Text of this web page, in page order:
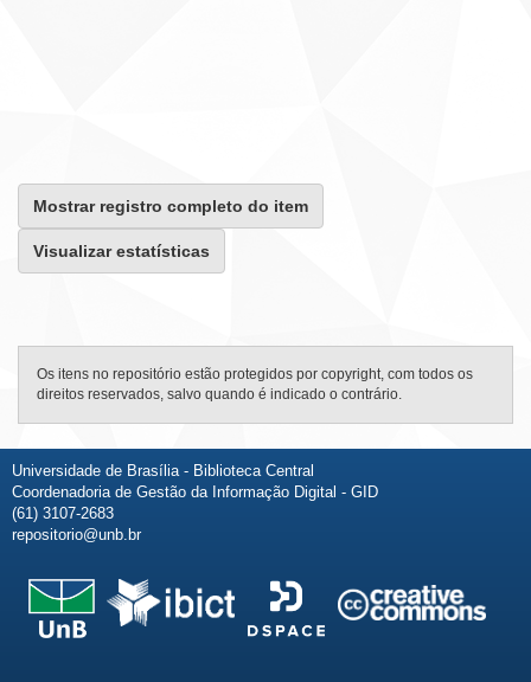
Mostrar registro completo do item
Visualizar estatísticas
Os itens no repositório estão protegidos por copyright, com todos os
direitos reservados, salvo quando é indicado o contrário.
Universidade de Brasília - Biblioteca Central
Coordenadoria de Gestão da Informação Digital - GID
(61) 3107-2683
repositorio@unb.br